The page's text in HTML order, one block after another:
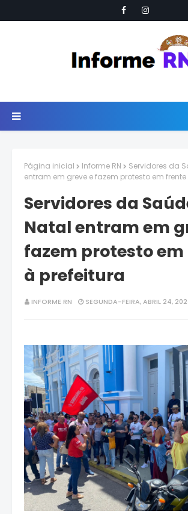
Página inicial Informe RN
Servidores da
entram em greve e fazem protesto em
Servidores da
Natal entram em
fazem protesto
à prefeitura
INFORME RN SEGUNDA-FEIRA, ABRIL 24,